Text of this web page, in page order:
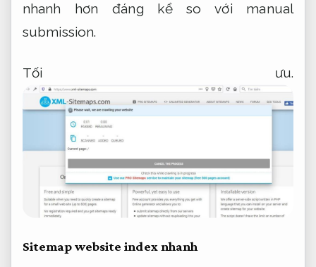
nhanh hơn đáng kể so với manual
submission.
Tối ưu.
Sitemap website index nhanh